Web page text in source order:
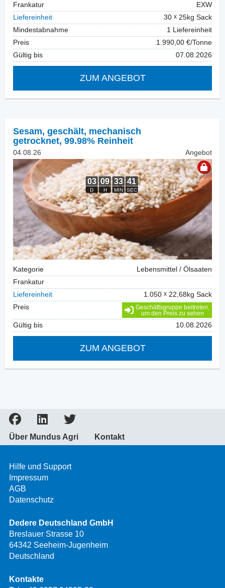
Frankatur
EXW
Liefereinheit
30
25kg Sack
Mindestabnahme
1 Liefereinheit
Preis
1.990,00 €/Tonne
Gültig bis
07.08.2026
ZUM ANGEBOT
Sesam, geschält, mechanisch
getrocknet, 99.98% Reinheit
04.08.26 Angebot
Kategorie
Lebensmittel / Ölsaaten
Frankatur
Liefereinheit
1.050
22,68kg Sack
Preis
Geschäftsgruppe beitreten,
um den Preis zu sehen
Gültig bis 10.08.2026
ZUM ANGEBOT
Über Mundus Agri Kontakt
Hilfe und Support
Impressum
AGB
Datenschutz
Dedere Deutschland GmbH
Breslauer Strasse 10
64342 Seeheim-Jugenheim
Deutschland
Kontakte